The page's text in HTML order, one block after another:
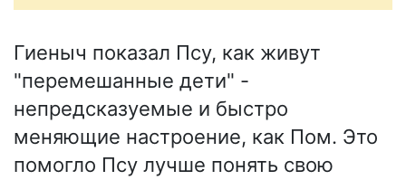
Гиеныч показал Псу, как живут
"перемешанные дети" -
непредсказуемые и быстро
меняющие настроение, как Пом. Это
помогло Псу лучше понять свою